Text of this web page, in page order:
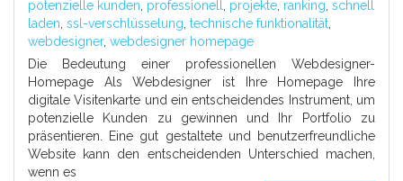
potenzielle kunden professionell projekte ranking schnell
laden ssl-verschlüsselung technische funktionalität
webdesigner, webdesigner homepage
Die Bedeutung einer professionellen Webdesigner-
Homepage Als Webdesigner ist Ihre Homepage Ihre
digitale Visitenkarte und ein entscheidendes Instrument, um
potenzielle Kunden zu gewinnen und Ihr Portfolio zu
präsentieren. Eine gut gestaltete und benutzerfreundliche
Website kann den entscheidenden Unterschied machen,
wenn es